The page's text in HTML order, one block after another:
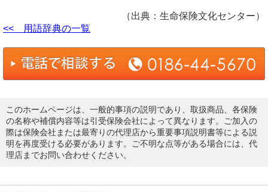
（出典：生命保険文化センター）
<< 用語辞典の一覧
このホームページは、一般的事項の説明であり、取扱商品、各保険
の名称や補償内容等は引受保険会社によって異なります。ご加入の
際は保険会社または最寄りの代理店から重要事項説明書等による説
明を再度受ける必要があります。ご不明な点等がある場合には、代
理店までお問い合わせください。